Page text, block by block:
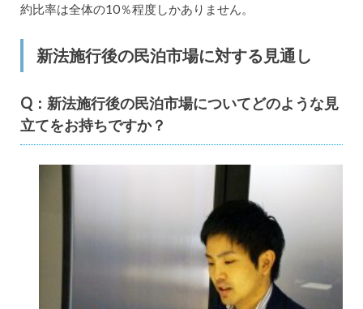
約比率は全体の10％程度しかありません。
新法施行後の民泊市場に対する見通し
Q：新法施行後の民泊市場についてどのような見
立てをお持ちですか？